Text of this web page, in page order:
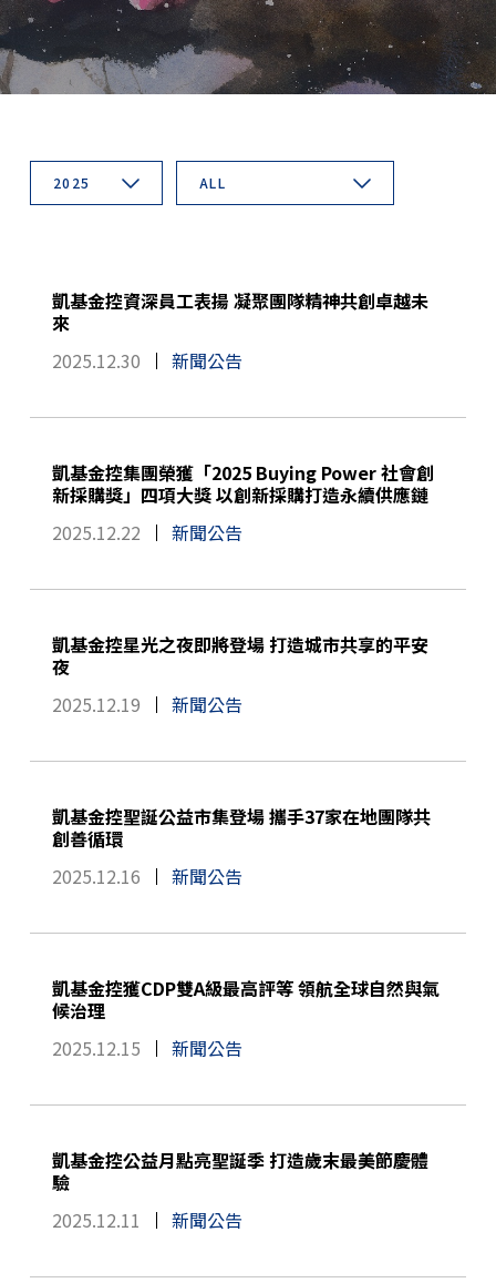
2025 ALL
凱基金控資深員工表揚 凝聚團隊精神共創卓越未
來
2025.12.30
新聞公告
凱基金控集團榮獲「2025 Buying Power 社會創
新採購獎」四項大獎 以創新採購打造永續供應鏈
2025.12.22
新聞公告
凱基金控星光之夜即將登場 打造城市共享的平安
夜
2025.12.19
新聞公告
凱基金控聖誕公益市集登場 攜手37家在地團隊共
創善循環
2025.12.16
新聞公告
凱基金控獲CDP雙A級最高評等 領航全球自然與氣
候治理
2025.12.15
新聞公告
凱基金控公益月點亮聖誕季 打造歲末最美節慶體
驗
2025.12.11
新聞公告